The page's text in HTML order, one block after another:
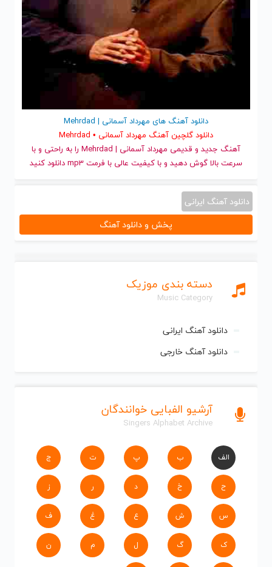
دسته بندی موزیک
Music Category
دانلود آهنگ ایرانی
دانلود آهنگ خارجی
آرشیو الفبایی خوانندگان
Singers Alphabet Archive
الف ب پ ت ج
ح خ د ر ز
س ش ع غ ف
ک گ ل م ن
دانلود آهنگ های مهرداد آسمانی | Mehrdad
دانلود گلچین آهنگ مهرداد آسمانی • Mehrdad
آهنگ جدید
و قدیمی مهرداد آسمانی | Mehrdad را به راحتی و با
سرعت بالا گوش دهید و با کیفیت عالی با فرمت mp3 دانلود کنید
دانلود آهنگ ایرانی
پخش و دانلود آهنگ